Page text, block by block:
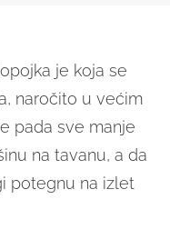
je koja se
naročito u većim
pada sve manje
na tavanu, a da
potegnu na izlet